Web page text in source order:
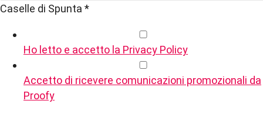
Caselle di Spunta *
Ho letto e accetto la Privacy Policy
Accetto di ricevere comunicazioni promozionali da
Proofy